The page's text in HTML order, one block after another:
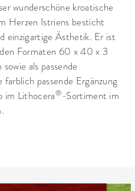
wunderschöne kroatische
Herzen Istriens besticht
einzigartige Ästhetik. Er ist
Formaten 60 x 40 x 3
als passende
passende Ergänzung
im Lithocera®-Sortiment im